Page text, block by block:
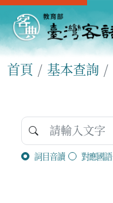
首頁 基本查詢
詞目音讀 對應國語